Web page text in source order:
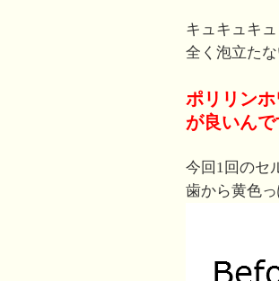
キュキュキ
全く泡立た
ポリリン
が良いんで
今回1回のセ
歯から黄色